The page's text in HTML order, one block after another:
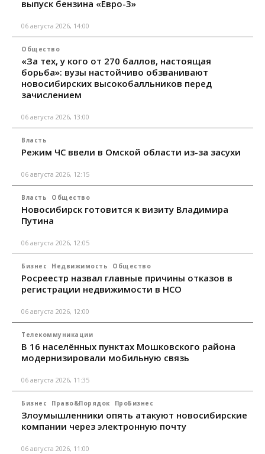
выпуск бензина «Евро-3»
06 августа 2026, 14:00
Общество
«За тех, у кого от 270 баллов, настоящая
борьба»: вузы настойчиво обзванивают
новосибирских высокобалльников перед
зачислением
06 августа 2026, 13:00
Власть
Режим ЧС ввели в Омской области из-за засухи
06 августа 2026, 12:15
Власть Общество
Новосибирск готовится к визиту Владимира
Путина
06 августа 2026, 12:05
Бизнес Недвижимость Общество
Росреестр назвал главные причины отказов в
регистрации недвижимости в НСО
06 августа 2026, 12:00
Телекоммуникации
В 16 населённых пунктах Мошковского района
модернизировали мобильную связь
06 августа 2026, 11:35
Бизнес Право&Порядок ПроБизнес
Злоумышленники опять атакуют новосибирские
компании через электронную почту
06 августа 2026, 11:00